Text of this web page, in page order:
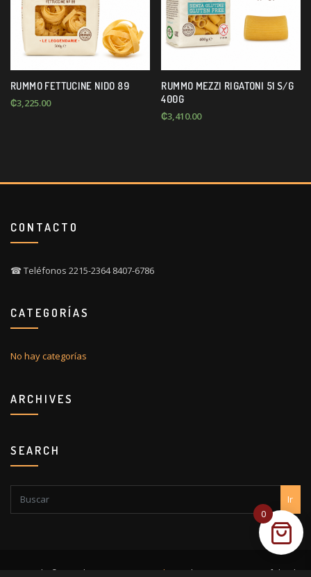
RUMMO FETTUCINE NIDO 89
₡3,225.00
RUMMO MEZZI RIGATONI 51 S/G
400G
₡3,410.00
CONTACTO
☎ Teléfonos 2215-2364 8407-6786
CATEGORÍAS
No hay categorías
ARCHIVES
SEARCH
Ir
Copyright © 2026 | Funciona con WordPress | Tema Interior Portfolio de
0